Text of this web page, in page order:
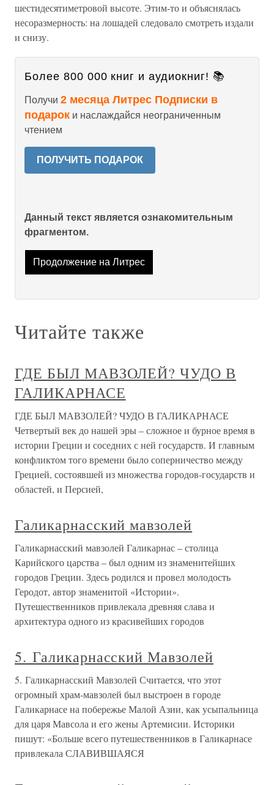
шестидесятиметровой высоте. Этим-то и объяснялась
несоразмерность: на лошадей следовало смотреть издали
и снизу.
Более 800 000 книг и аудиокниг! 📚
Получи 2 месяца Литрес Подписки в
подарок и наслаждайся неограниченным
чтением
ПОЛУЧИТЬ ПОДАРОК
Данный текст является ознакомительным
фрагментом.
Продолжение на Литрес
Читайте также
ГДЕ БЫЛ МАВЗОЛЕЙ? ЧУДО В
ГАЛИКАРНАСЕ
ГДЕ БЫЛ МАВЗОЛЕЙ? ЧУДО В ГАЛИКАРНАСЕ
Четвертый век до нашей эры – сложное и бурное время в
истории Греции и соседних с ней государств. И главным
конфликтом того времени было соперничество между
Грецией, состоявшей из множества городов-государств и
областей, и Персией,
Галикарнасский мавзолей
Галикарнасский мавзолей Галикарнас – столица
Карийского царства – был одним из знаменитейших
городов Греции. Здесь родился и провел молодость
Геродот, автор знаменитой «Истории».
Путешественников привлекала древняя слава и
архитектура одного из красивейших городов
5. Галикарнасский Мавзолей
5. Галикарнасский Мавзолей Считается, что этот
огромный храм-мавзолей был выстроен в городе
Галикарнасе на побережье Малой Азии, как усыпальница
для царя Мавсола и его жены Артемисии. Историки
пишут: «Больше всего путешественников в Галикарнасе
привлекала СЛАВИВШАЯСЯ